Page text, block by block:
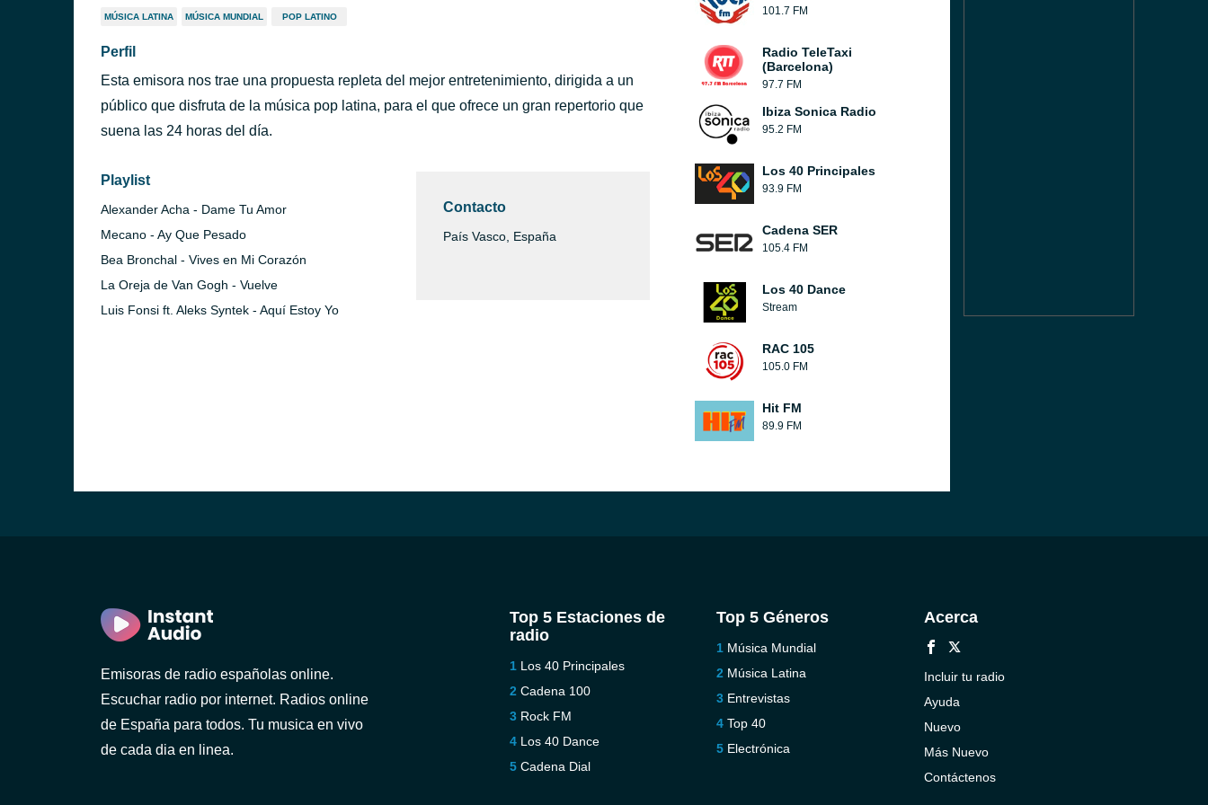
MÚSICA LATINA MÚSICA MUNDIAL POP LATINO
Perfil
Esta emisora nos trae una propuesta repleta del mejor entretenimiento, dirigida a un
público que disfruta de la música pop latina, para el que ofrece un gran repertorio que
suena las 24 horas del día.
Playlist
Alexander Acha - Dame Tu Amor
Mecano - Ay Que Pesado
Bea Bronchal - Vives en Mi Corazón
La Oreja de Van Gogh - Vuelve
Luis Fonsi ft. Aleks Syntek - Aquí Estoy Yo
Contacto
País Vasco, España
101.7 FM
Radio TeleTaxi
(Barcelona)
97.7 FM
Ibiza Sonica Radio
95.2 FM
Los 40 Principales
93.9 FM
Cadena SER
105.4 FM
Los 40 Dance
Stream
RAC 105
105.0 FM
Hit FM
89.9 FM
Emisoras de radio españolas online.
Escuchar radio por internet. Radios online
de España para todos. Tu musica en vivo
de cada dia en linea.
Top 5 Estaciones de
radio
Los 40 Principales
Cadena 100
Rock FM
Los 40 Dance
Cadena Dial
Top 5 Géneros
Música Mundial
Música Latina
Entrevistas
Top 40
Electrónica
Acerca
Incluir tu radio
Ayuda
Nuevo
Más Nuevo
Contáctenos